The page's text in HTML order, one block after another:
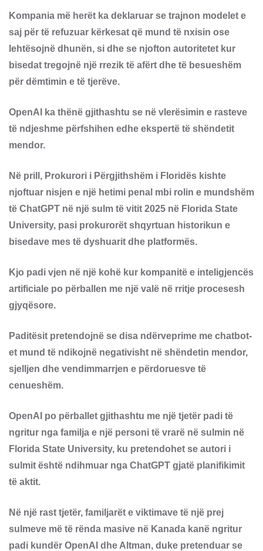
Kompania më herët ka deklaruar se trajnon modelet e
saj për të refuzuar kërkesat që mund të nxisin ose
lehtësojnë dhunën, si dhe se njofton autoritetet kur
bisedat tregojnë një rrezik të afërt dhe të besueshëm
për dëmtimin e të tjerëve.
OpenAI ka thënë gjithashtu se në vlerësimin e rasteve
të ndjeshme përfshihen edhe ekspertë të shëndetit
mendor.
Në prill, Prokurori i Përgjithshëm i Floridës kishte
njoftuar nisjen e një hetimi penal mbi rolin e mundshëm
të ChatGPT në një sulm të vitit 2025 në Florida State
University, pasi prokurorët shqyrtuan historikun e
bisedave mes të dyshuarit dhe platformës.
Kjo padi vjen në një kohë kur kompanitë e inteligjencës
artificiale po përballen me një valë në rritje procesesh
gjyqësore.
Paditësit pretendojnë se disa ndërveprime me chatbot-
et mund të ndikojnë negativisht në shëndetin mendor,
sjelljen dhe vendimmarrjen e përdoruesve të
cenueshëm.
OpenAI po përballet gjithashtu me një tjetër padi të
ngritur nga familja e një personi të vrarë në sulmin në
Florida State University, ku pretendohet se autori i
sulmit është ndihmuar nga ChatGPT gjatë planifikimit
të aktit.
Në një rast tjetër, familjarët e viktimave të një prej
sulmeve më të rënda masive në Kanada kanë ngritur
padi kundër OpenAI dhe Altman, duke pretenduar se